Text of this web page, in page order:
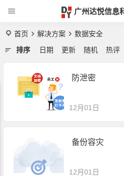
广州达悦信息
首页 解决方案
数据安全
排序
日期 更新 随机 热评
防泄密
12月01日
备份容灾
12月01日